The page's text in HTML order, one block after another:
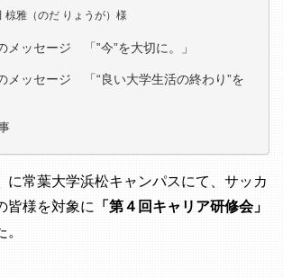
椋雅（のだ りょうが）様
メッセージ 「‟今”を大切に。」
メッセージ 「“良い大学生活の終わり”を
に常葉大学浜松キャンパスにて、サッカ
皆様を対象に
「第４回キャリア研修会」